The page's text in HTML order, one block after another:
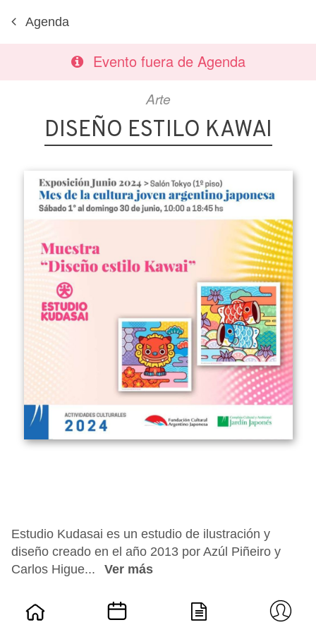
Agenda
Evento fuera de Agenda
Arte
DISEÑO ESTILO KAWAI
Estudio Kudasai es un estudio de ilustración y
diseño creado en el año 2013 por Azúl Piñeiro y
Carlos Higue...
Ver más